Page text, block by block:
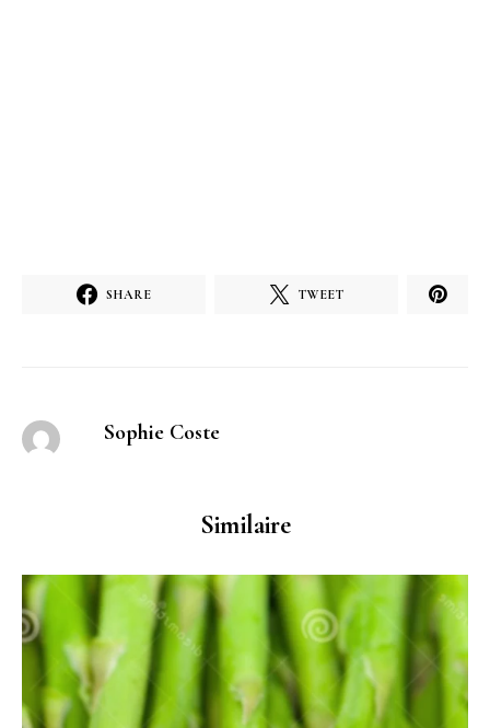
SHARE TWEET
Sophie Coste
Similaire